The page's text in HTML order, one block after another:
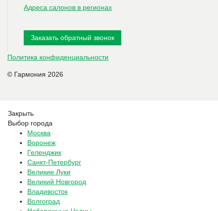
Адреса салонов в регионах
Заказать обратный звонок
Политика конфиденциальности
© Гармония 2026
Закрыть
Выбор города
Москва
Воронеж
Геленджик
Санкт-Петербург
Великие Луки
Великий Новгород
Владивосток
Волгоград